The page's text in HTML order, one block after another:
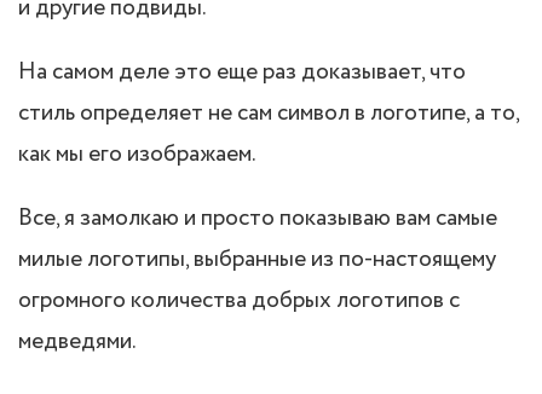
и другие подвиды.
На самом деле это еще раз доказывает, что
стиль определяет не сам символ в логотипе, а то,
как мы его изображаем.
Все, я замолкаю и просто показываю вам самые
милые логотипы, выбранные из по-настоящему
огромного количества добрых логотипов с
медведями.